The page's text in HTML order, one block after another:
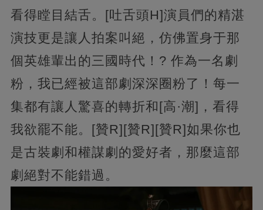
看得瞠目結舌。[吐舌頭H]演員們的精湛
演技更是讓人拍案叫絕，仿佛置身于那
個英雄輩出的三國時代！? 作為一名劇
粉，我已經被這部劇深深圈粉了！每一
集都有讓人驚喜的轉折和[高·潮]，看得
我欲罷不能。[贊R][贊R][贊R]如果你也
是古裝劇和權謀劇的愛好者，那麼這部
劇絕對不能錯過。